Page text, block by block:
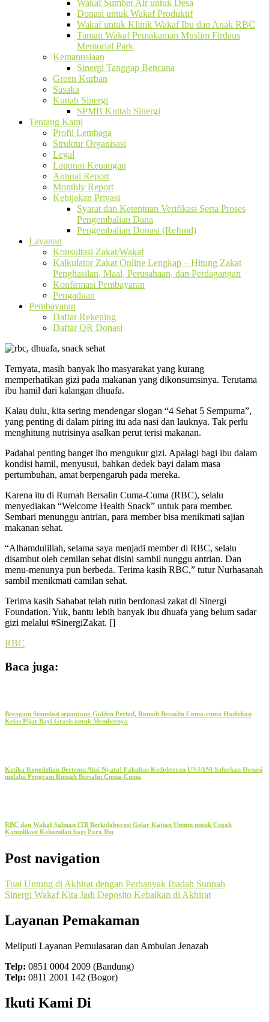
Wakaf Sumber Air untuk Desa
Donasi untuk Wakaf Produktif
Wakaf untuk Klinik Wakaf Ibu dan Anak RBC
Taman Wakaf Pemakaman Muslim Firdaus
Memorial Park
Kemanusiaan
Sinergi Tanggap Bencana
Green Kurban
Sasaka
Kuttab Sinergi
SPMB Kuttab Sinergi
Tentang Kami
Profil Lembaga
Struktur Organisasi
Legal
Laporan Keuangan
Annual Report
Monthly Report
Kebijakan Privasi
Syarat dan Ketentuan Verifikasi Serta Proses
Pengembalian Dana
Pengembalian Donasi (Refund)
Layanan
Konsultasi Zakat/Wakaf
Kalkulator Zakat Online Lengkap – Hitung Zakat
Penghasilan, Maal, Perusahaan, dan Perdagangan
Konfirmasi Pembayaran
Pengaduan
Pembayaran
Daftar Rekening
Daftar QR Donasi
Ternyata, masih banyak lho masyarakat yang kurang
memperhatikan gizi pada makanan yang dikonsumsinya. Terutama
ibu hamil dari kalangan dhuafa.
Kalau dulu, kita sering mendengar slogan “4 Sehat 5 Sempurna”,
yang penting di dalam piring itu ada nasi dan lauknya. Tak perlu
menghitung nutrisinya asalkan perut terisi makanan.
Padahal penting banget lho mengukur gizi. Apalagi bagi ibu dalam
kondisi hamil, menyusui, bahkan dedek bayi dalam masa
pertumbuhan, amat berpengaruh pada mereka.
Karena itu di Rumah Bersalin Cuma-Cuma (RBC), selalu
menyediakan “Welcome Health Snack” untuk para member.
Sembari menunggu antrian, para member bisa menikmati sajian
makanan sehat.
“Alhamdulillah, selama saya menjadi member di RBC, selalu
disambut oleh cemilan sehat disini sambil nunggu antrian. Dan
menu-menunya pun berbeda. Terima kasih RBC,” tutur Nurhasanah
sambil menikmati camilan sehat.
Terima kasih Sahabat telah rutin berdonasi zakat di Sinergi
Foundation. Yuk, bantu lebih banyak ibu dhuafa yang belum sadar
gizi melalui #SinergiZakat. []
RBC
Baca juga:
Beragam Stimulasi sepanjang Golden Period, Rumah Bersalin Cuma-cuma Hadirkan
Kelas Pijat Bayi Gratis untuk Membernya
Ketika Kepedulian Bertemu Aksi Nyata! Fakultas Kedokteran UNJANI Salurkan Donasi
melalui Program Rumah Bersalin Cuma-Cuma
RBC dan Wakaf Salman ITB Berkolaborasi Gelar Kajian Umum untuk Cegah
Komplikasi Kehamilan bagi Para Ibu
Post navigation
Tuai Untung di Akhirat dengan Perbanyak Ibadah Sunnah
Sinergi Wakaf Kita Jadi Deposito Kebaikan di Akhirat
Layanan Pemakaman
Meliputi Layanan Pemulasaran dan Ambulan Jenazah
Telp: 0851 0004 2009 (Bandung)
Telp: 0811 2001 142 (Bogor)
Ikuti Kami Di